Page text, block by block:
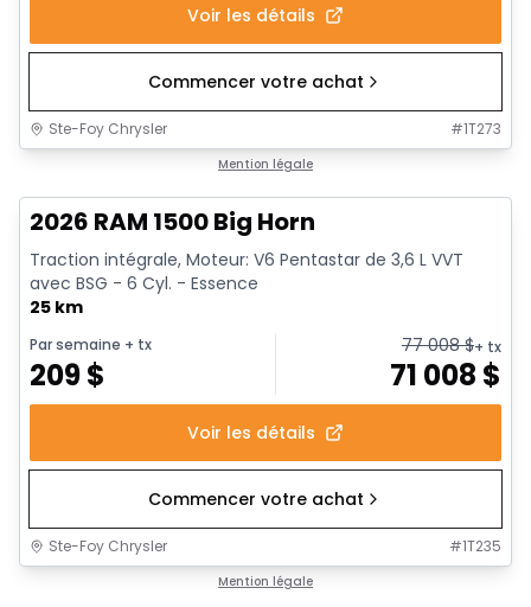
Voir les détails
Commencer votre achat
Ste-Foy Chrysler #1T273
Mention légale
2026 RAM 1500 Big Horn
Traction intégrale, Moteur: V6 Pentastar de 3,6 L VVT
avec BSG - 6 Cyl. - Essence
25 km
Par semaine + tx
209$
77 008$+ tx
71 008 $
Voir les détails
Commencer votre achat
Ste-Foy Chrysler #1T235
Mention légale